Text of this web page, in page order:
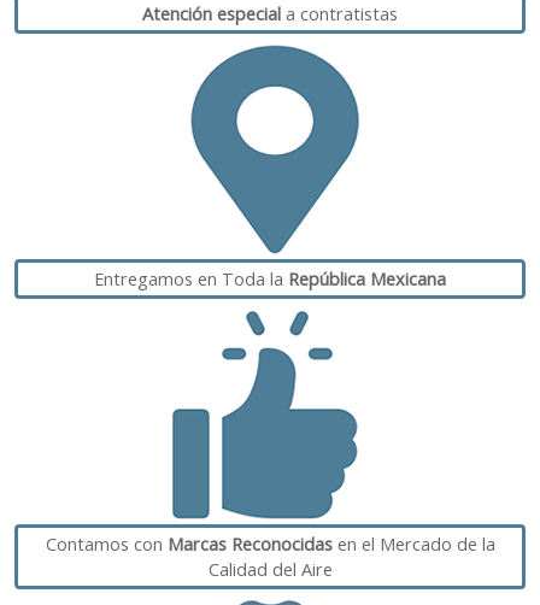
Atención especial a contratistas
Entregamos en Toda la República Mexicana
Contamos con Marcas Reconocidasen el Mercado de la
Calidad del Aire